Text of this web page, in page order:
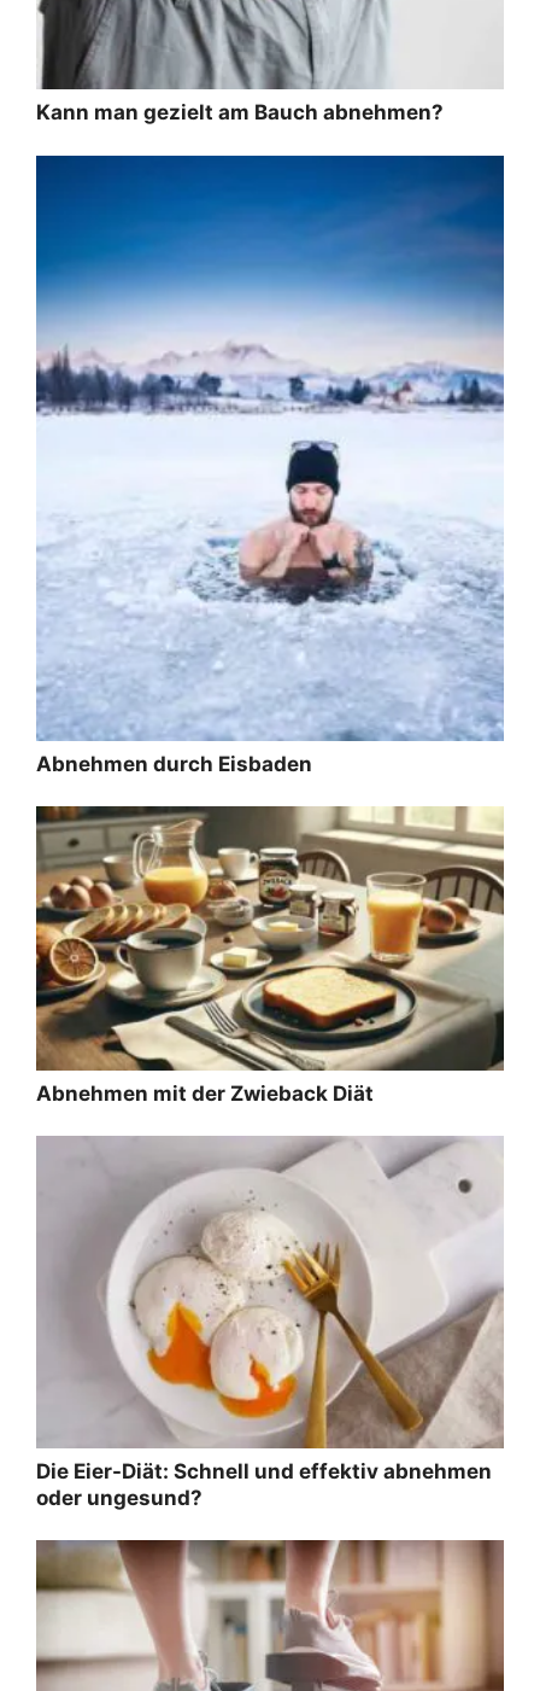
Kann man gezielt am Bauch abnehmen?
Abnehmen durch Eisbaden
Abnehmen mit der Zwieback Diät
Die Eier-Diät: Schnell und effektiv abnehmen
oder ungesund?